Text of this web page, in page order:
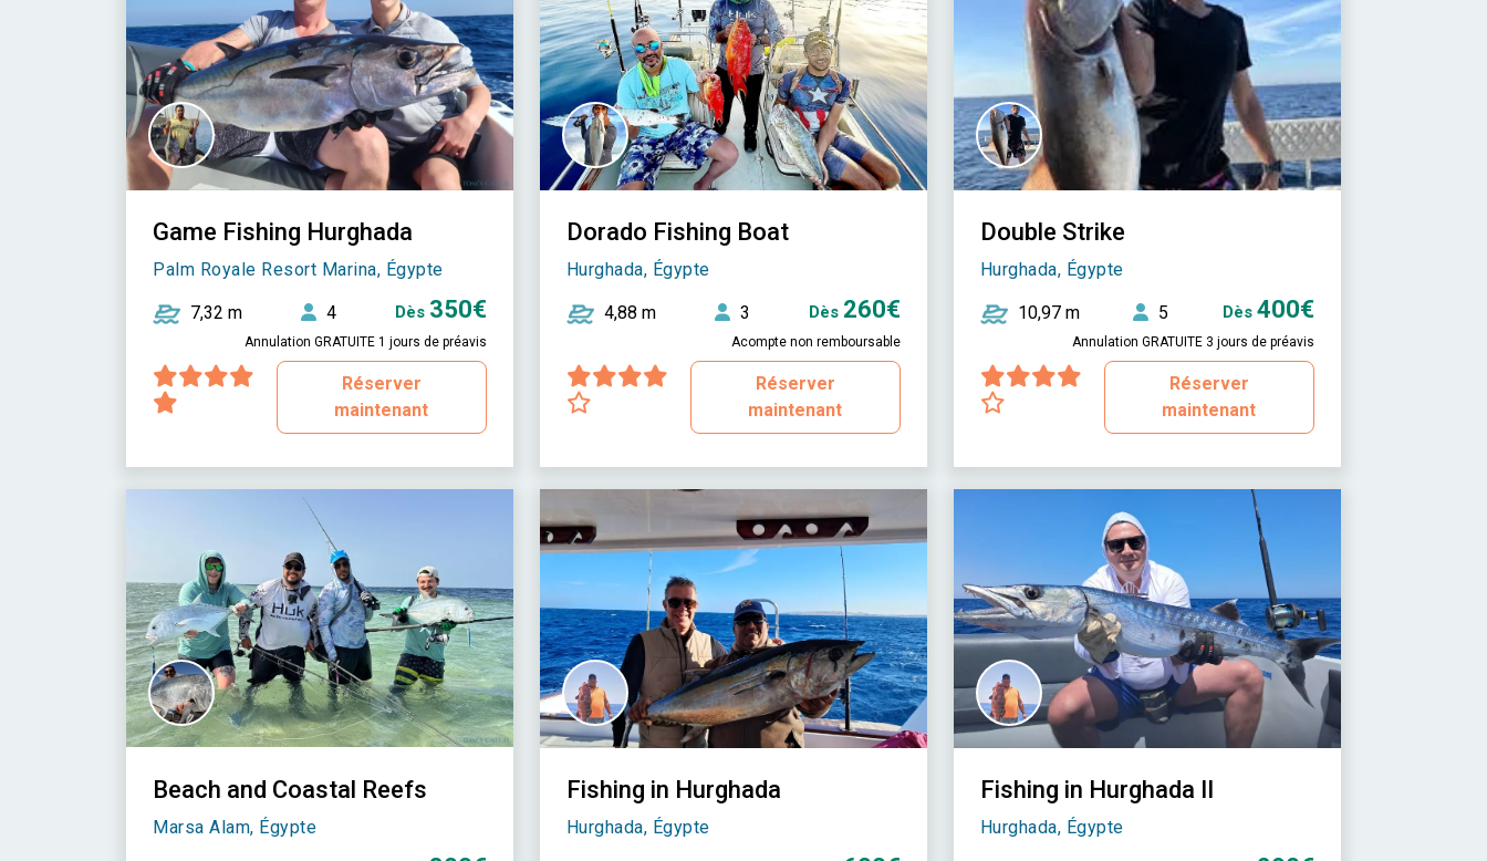
Game Fishing Hurghada
Palm Royale Resort Marina, Égypte
7,32 m 4 Dès 350€
Annulation GRATUITE 1 jours de préavis
Réserver
maintenant
Dorado Fishing Boat
Hurghada, Égypte
4,88 m 3 Dès 260€
Acompte non remboursable
Réserver
maintenant
Double Strike
Hurghada, Égypte
10,97 m 5 Dès 400€
Annulation GRATUITE 3 jours de préavis
Réserver
maintenant
Beach and Coastal Reefs
Marsa Alam, Égypte
Fishing in Hurghada
Hurghada, Égypte
Fishing in Hurghada II
Hurghada, Égypte